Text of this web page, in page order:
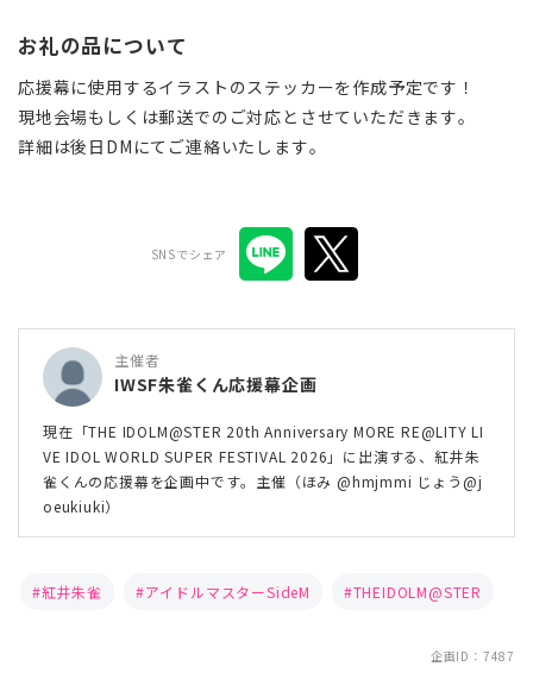
お礼の品について
応援幕に使用するイラストのステッカーを作成予定です！
現地会場もしくは郵送でのご対応とさせていただきます。
詳細は後日DMにてご連絡いたします。
SNSでシェア
主催者
IWSF朱雀くん応援幕企画
現在「THE IDOLM@STER 20th Anniversary MORE RE@LITY LI
VE IDOL WORLD SUPER FESTIVAL 2026」に出演する、紅井朱
雀くんの応援幕を企画中です。主催（ほみ @hmjmmi じょう@j
oeukiuki）
紅井朱雀 アイドルマスターSideM THEIDOLM@STER
企画ID：7487